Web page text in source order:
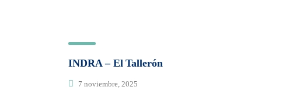
INDRA – El Tallerón
7 noviembre, 2025